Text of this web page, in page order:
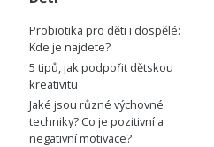
Probiotika pro děti i dospělé:
Kde je najdete?
5 tipů, jak podpořit dětskou
kreativitu
Jaké jsou různé výchovné
techniky? Co je pozitivní a
negativní motivace?